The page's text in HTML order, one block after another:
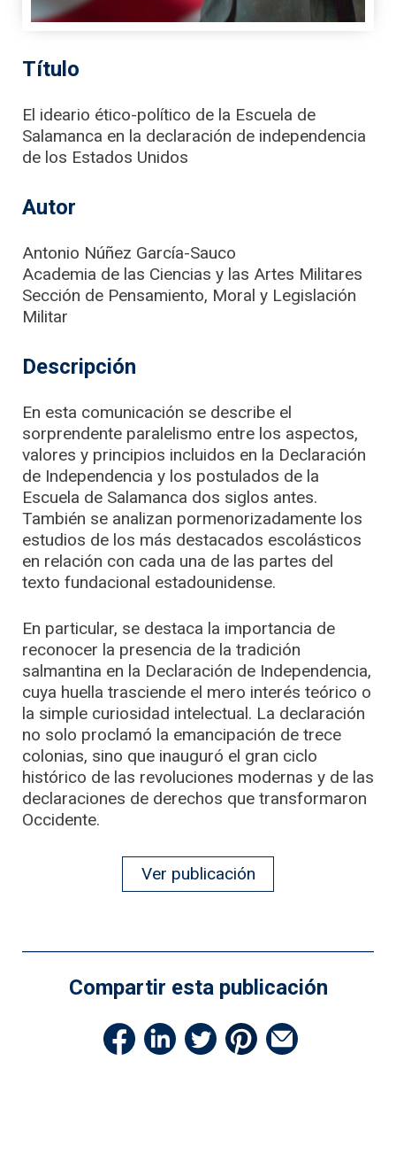
Título
El ideario ético-político de la Escuela de
Salamanca en la declaración de independencia
de los Estados Unidos
Autor
Antonio Núñez García-Sauco
Academia de las Ciencias y las Artes Militares
Sección de Pensamiento, Moral y Legislación
Militar
Descripción
En esta comunicación se describe el
sorprendente paralelismo entre los aspectos,
valores y principios incluidos en la Declaración
de Independencia y los postulados de la
Escuela de Salamanca dos siglos antes.
También se analizan pormenorizadamente los
estudios de los más destacados escolásticos
en relación con cada una de las partes del
texto fundacional estadounidense.
En particular, se destaca la importancia de
reconocer la presencia de la tradición
salmantina en la Declaración de Independencia,
cuya huella trasciende el mero interés teórico o
la simple curiosidad intelectual. La declaración
no solo proclamó la emancipación de trece
colonias, sino que inauguró el gran ciclo
histórico de las revoluciones modernas y de las
declaraciones de derechos que transformaron
Occidente.
Ver publicación
Compartir esta publicación